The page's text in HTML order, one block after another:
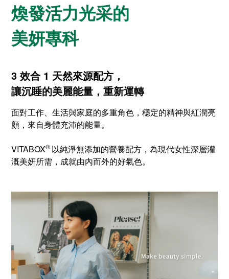
煥發活力光采的
美妍專科
3 效合 1 天然來源配方，
讓沉睡的美麗能量，重新運轉
面對工作、生活與家庭的多重角色，穩定的精神與紅潤亮
顏，來自身體充沛的能量。
VITABOX® 以純淨無添加的營養配方，為現代女性深層灌
溉美妍所需，成就由內而外的好氣色。